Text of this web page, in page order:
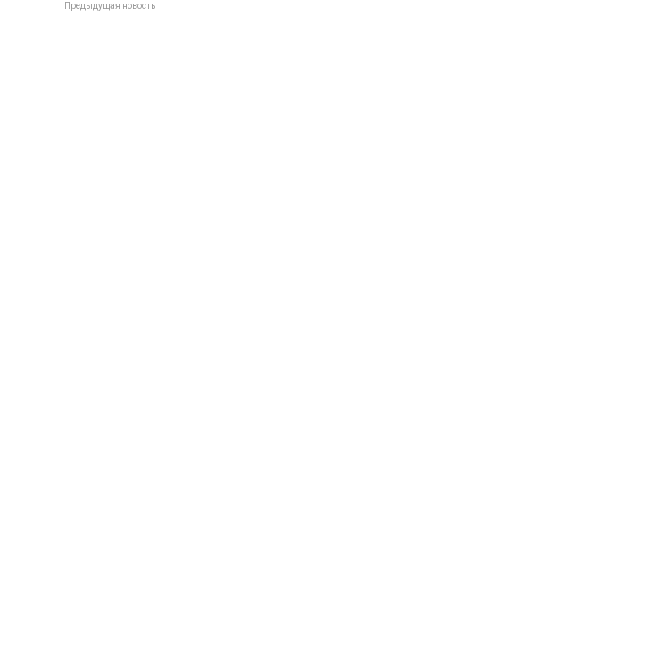
Предыдущая новость